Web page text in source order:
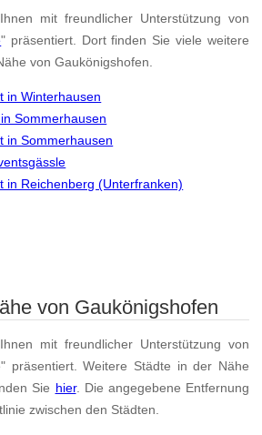
mit freundlicher Unterstützung von
" präsentiert. Dort finden Sie viele weitere
von Gaukönigshofen.
in Winterhausen
Sommerhausen
in Sommerhausen
in Reichenberg (Unterfranken)
von Gaukönigshofen
mit freundlicher Unterstützung von
präsentiert. Weitere Städte in der Nähe
Sie hier. Die angegebene Entfernung
zwischen den Städten.